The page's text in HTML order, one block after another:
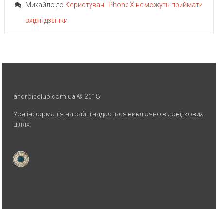
Михайло до Користувачі iPhone X не можуть приймати
вхідні дзвінки
androidclub.com.ua © 2018
Уся інформація на сайті надається виключно в довідкових
цілях.